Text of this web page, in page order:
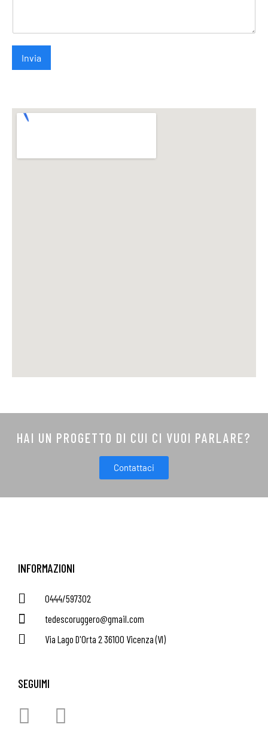
Invia
HAI UN PROGETTO DI CUI CI VUOI PARLARE?
Contattaci
INFORMAZIONI
0444/597302
tedescoruggero@gmail.com
Via Lago D'Orta 2 36100 Vicenza (VI)
SEGUIMI